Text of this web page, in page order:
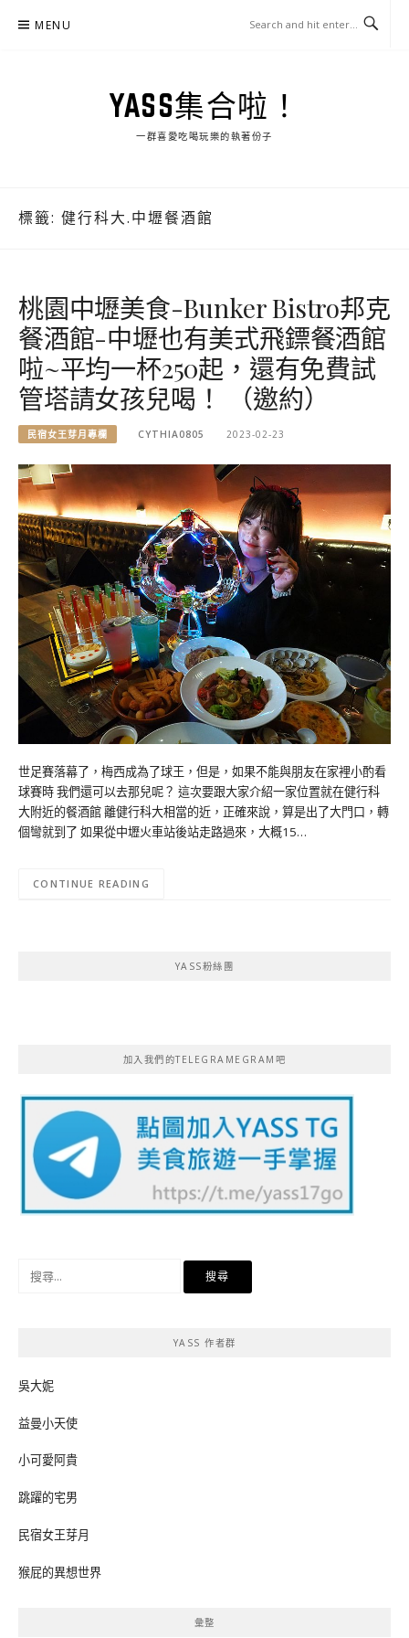
MENU
YASS集合啦！
一群喜愛吃喝玩樂的執著份子
標籤: 健行科大.中壢餐酒館
桃園中壢美食-Bunker Bistro邦克
餐酒館-中壢也有美式飛鏢餐酒館
啦~平均一杯250起，還有免費試
管塔請女孩兒喝！ （邀約）
民宿女王芽月專欄 CYTHIA0805 2023-02-23
世足賽落幕了，梅西成為了球王，但是，如果不能與朋友在家裡小酌看
球賽時 我們還可以去那兒呢？ 這次要跟大家介紹一家位置就在健行科
大附近的餐酒館 離健行科大相當的近，正確來說，算是出了大門口，轉
個彎就到了 如果從中壢火車站後站走路過來，大概15…
CONTINUE READING
YASS粉絲團
加入我們的TELEGRAMEGRAM吧
YASS 作者群
吳大妮
益曼小天使
小可愛阿貴
跳躍的宅男
民宿女王芽月
猴屁的異想世界
彙整